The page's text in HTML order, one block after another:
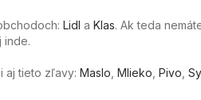
Lidl a Klas. Ak teda
inde.
aj tieto zľavy: Maslo Mlieko Pivo